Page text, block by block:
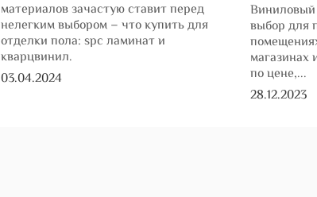
материалов зачастую ставит перед
нелегким выбором – что купить для
отделки пола: spc ламинат и
кварцвинил.
03.04.2024
выбор для
магазинах
по цене,...
28.12.2023